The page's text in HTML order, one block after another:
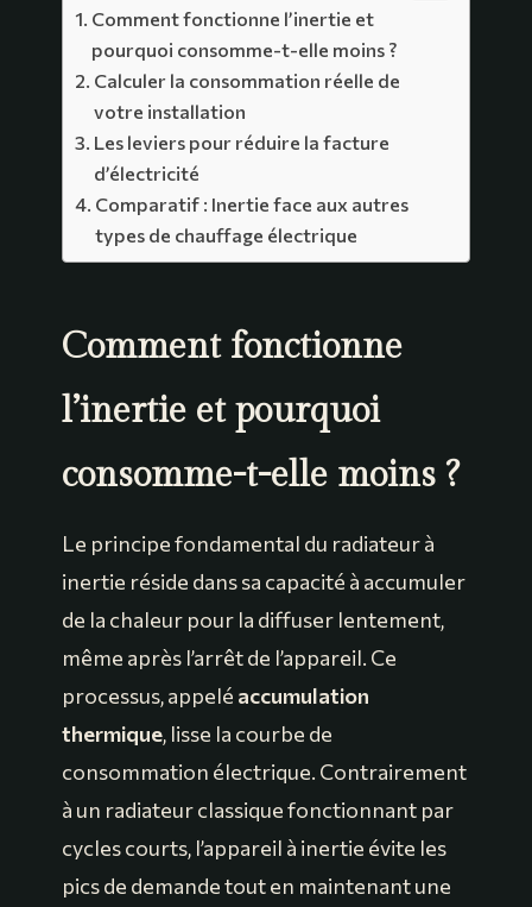
Comment fonctionne l’inertie et
pourquoi consomme-t-elle moins ?
Calculer la consommation réelle de
votre installation
Les leviers pour réduire la facture
d’électricité
Comparatif : Inertie face aux autres
types de chauffage électrique
Comment fonctionne
l’inertie et pourquoi
consomme-t-elle moins ?
Le principe fondamental du radiateur à
inertie réside dans sa capacité à accumuler
de la chaleur pour la diffuser lentement,
même après l’arrêt de l’appareil. Ce
processus, appelé accumulation
thermique, lisse la courbe de
consommation électrique. Contrairement
à un radiateur classique fonctionnant par
cycles courts, l’appareil à inertie évite les
pics de demande tout en maintenant une